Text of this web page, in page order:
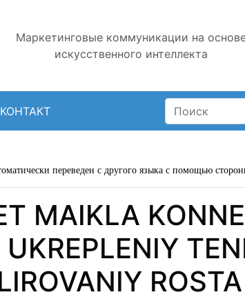
Маркетинговые коммуникации на
искусственного интеллекта
КОНТАКТ
переведен с другого языка с помощью
MAIKLA
ROSTA